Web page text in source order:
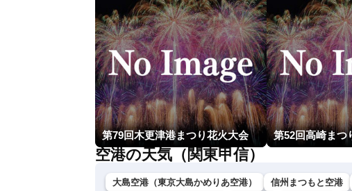
第79回木更津港まつり花火大会 第52回高崎まつ
空港の天気（関東甲信）
大島空港（東京大島かめりあ空港） 信州まつもと空港